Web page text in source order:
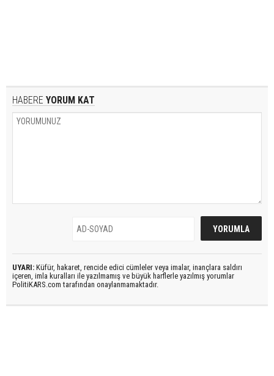
HABERE YORUM KAT
UYARI: Küfür, hakaret, rencide edici cümleler veya imalar, inançlara saldırı
içeren, imla kuralları ile yazılmamış ve büyük harflerle yazılmış yorumlar
PolitiKARS.com tarafından onaylanmamaktadır.